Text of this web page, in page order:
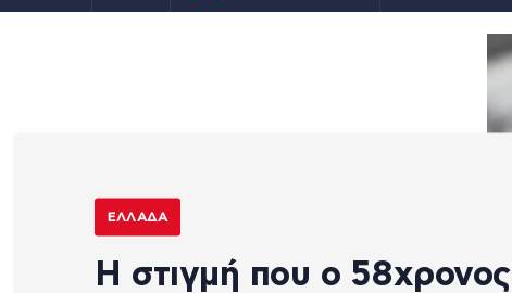
ΕΛΛΆΔΑ
Η στιγμή που ο 58χρονος